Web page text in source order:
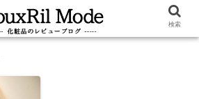
検索